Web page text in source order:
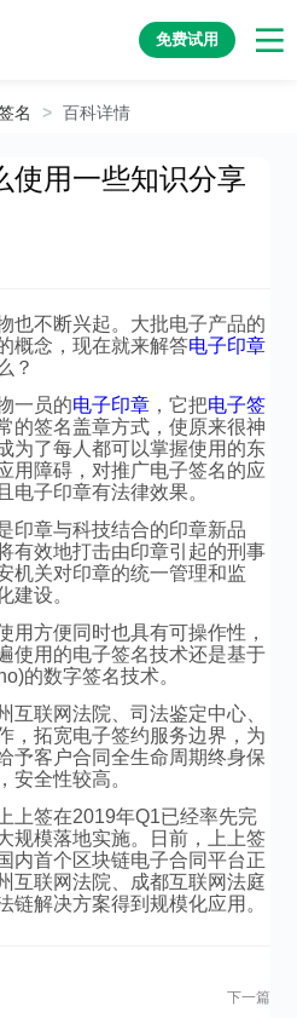
免费试用
名 > 百科详情
使用一些知识分享
也不断兴起。大批电子产品的
概念，现在就来解答电子印章
？
一员的电子印章 ，它把电子签
的签名盖章方式，使原来很神
为了每人都可以掌握使用的东
用障碍，对推广电子签名的应
电子印章有法律效果。
印章与科技结合的印章新品
有效地打击由印章引起的刑事
机关对印章的统一管理和监
建设。
用方便同时也具有可操作性，
使用的电子签名技术还是基于
的数字签名技术。
互联网法院、司法鉴定中心、
，拓宽电子签约服务边界，为
予客户合同全生命周期终身保
安全性较高。
上签在2019年Q1已经率先完
规模落地实施。日前，上上签
内首个区块链电子合同平台正
互联网法院、成都互联网法庭
链解决方案得到规模化应用。
下一篇